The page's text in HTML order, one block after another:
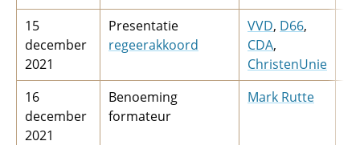
15
december
2021
Presentatie
regeerakkoord
VVD, D66,
CDA,
ChristenUnie
16
december
2021
Benoeming
formateur
Mark Rutte